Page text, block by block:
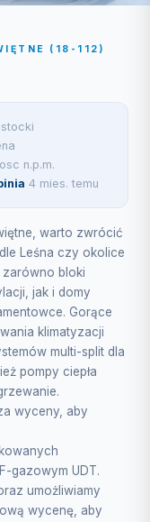
(18-112)
n.p.m.
4 mies. temu
warto zwrócić
Leśna czy okolice
zarówno bloki
jak i domy
Gorące
klimatyzacji
multi-split dla
pompy ciepła
wyceny, aby
gazowym UDT.
umożliwiamy
wycenę, aby